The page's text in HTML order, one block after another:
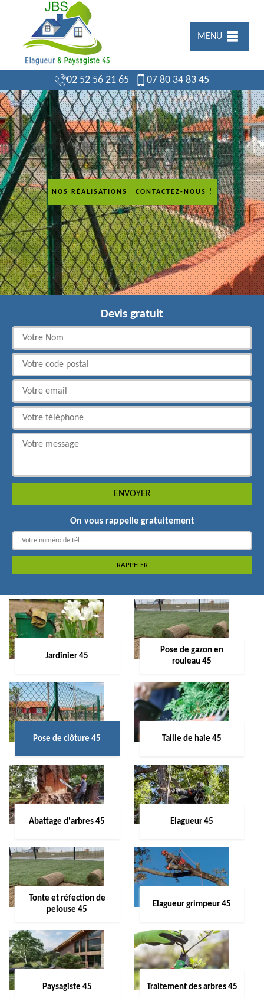
MENU
02 52 56 21 65 07 80 34 83 45
NOS RÉALISATIONS CONTACTEZ-NOUS !
Devis gratuit
On vous rappelle gratuitement
Jardinier 45
Pose de gazon en
rouleau 45
Pose de clôture 45 Taille de haie 45
Abattage d'arbres 45 Elagueur 45
Tonte et réfection de
pelouse 45
Elagueur grimpeur 45
Paysagiste 45 Traitement des arbres 45